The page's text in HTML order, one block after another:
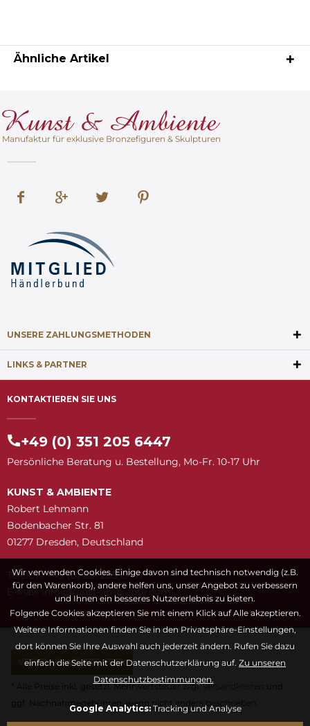
Ähnliche Artikel
Manufaktur für exklusive Bronzefiguren & Skulpturen
UNSERE ZAHLUNGSMETHODEN
LINKS & PARTNER
KONTAKTIEREN SIE UNS
+49 (0) 351 205 6447
Persönliche Beratung u. Bestellung, Mo-Fr. 10-17 Uhr
KUNST & AMBIENTE
Robert Lehmann
Bodenbacher Str. 81
01277 Dresden, Deutschland
Telefon: +49 (0) 351 205 6447
E-Mail:
moc.etneibma-t
snuk@ofni
VERTRAG WIDERRUFEN
* Alle Preise inkl. gesetzl. Mehrwertsteuer zzgl.Versandkosten
und
ggf. Nachnahmegebühren, wenn nicht anders beschrieben
Wir verwenden Cookies. Einige davon sind technisch notwendig (z.B.
für den Warenkorb), andere helfen uns, unser Angebot zu verbessern
und Ihnen ein besseres Nutzererlebnis zu bieten.
Folgende Cookies akzeptieren Sie mit einem Klick auf Alle akzeptieren.
Weitere Informationen finden Sie in den Privatsphäre-Einstellungen,
dort können Sie Ihre Auswahl auch jederzeit ändern. Rufen Sie dazu
einfach die Seite mit der Datenschutzerklärung auf. Zu unseren
Datenschutzbestimmungen.
Google Analytics:Tracking und Analyse